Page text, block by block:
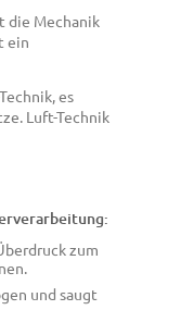
die Mechanik
ein
es
Luft-Technik
zum
und saugt